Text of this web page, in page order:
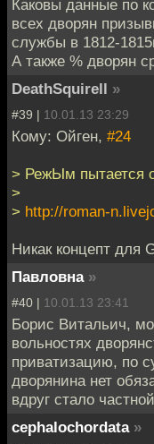
Каковы данные по
всех дворян
службы в 1812-
А также % дворян
DeathSquirell »
#39 | 10.01.13 23:29
Кому: Ойген, #24
> РежЫм пытается
>
> http://roman-
Никак концепт для
Павловна »
#40 | 10.01.13 23:41
Борис Витальич,
вольностях
приватизацию, по
дворянина нет
вдруг стало
cephalochordata »